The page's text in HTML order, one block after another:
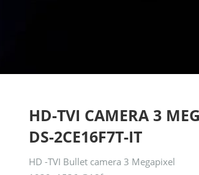
HD-TVI CAMERA 3
DS-2CE16F7T-IT
HD -TVI Bullet camera 3 Megapixel